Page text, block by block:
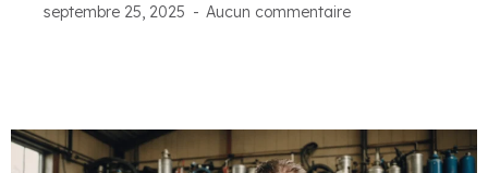
septembre 25, 2025 Aucun commentaire